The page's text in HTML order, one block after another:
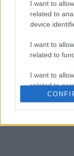
I want to
related to
device
I want to
related to
I want to
related to
I want to
functionality